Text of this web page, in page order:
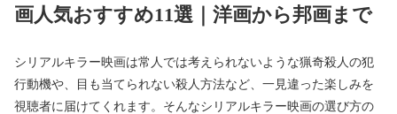
画人気おすすめ11選｜洋画から邦画まで
シリアルキラー映画は常人では考えられないような猟奇殺人の犯
行動機や、目も当てられない殺人方法など、一見違った楽しみを
視聴者に届けてくれます。そんなシリアルキラー映画の選び方の